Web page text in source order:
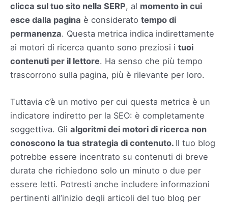
clicca sul tuo sito nella SERP, al momento in cui
esce dalla pagina è considerato tempo di
permanenza. Questa metrica indica indirettamente
ai motori di ricerca quanto sono preziosi i tuoi
contenuti per il lettore. Ha senso che più tempo
trascorrono sulla pagina, più è rilevante per loro.
Tuttavia c’è un motivo per cui questa metrica è un
indicatore indiretto per la SEO: è completamente
soggettiva. Gli algoritmi dei motori di ricerca non
conoscono la tua strategia di contenuto. Il tuo blog
potrebbe essere incentrato su contenuti di breve
durata che richiedono solo un minuto o due per
essere letti. Potresti anche includere informazioni
pertinenti all’inizio degli articoli del tuo blog per